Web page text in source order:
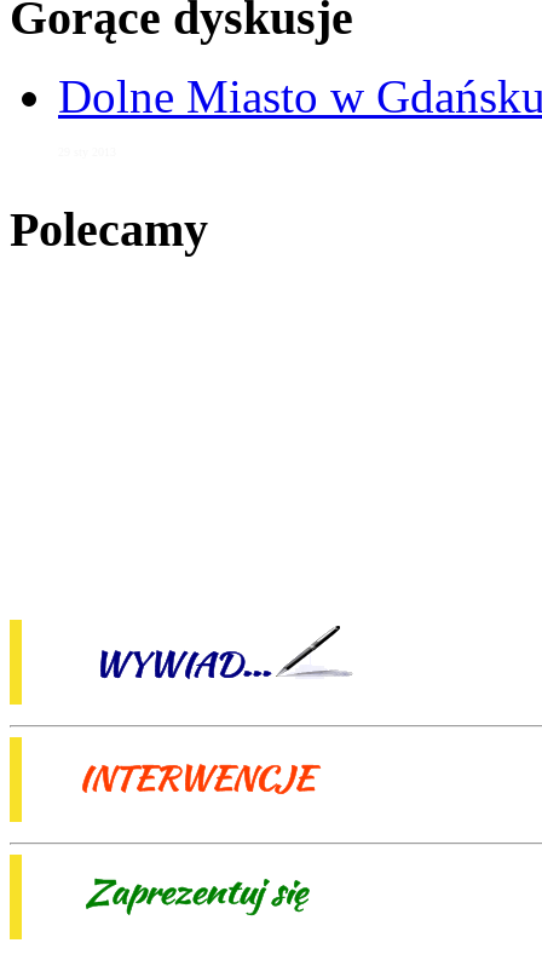
Gorące dyskusje
Dolne Miasto w
Polecamy